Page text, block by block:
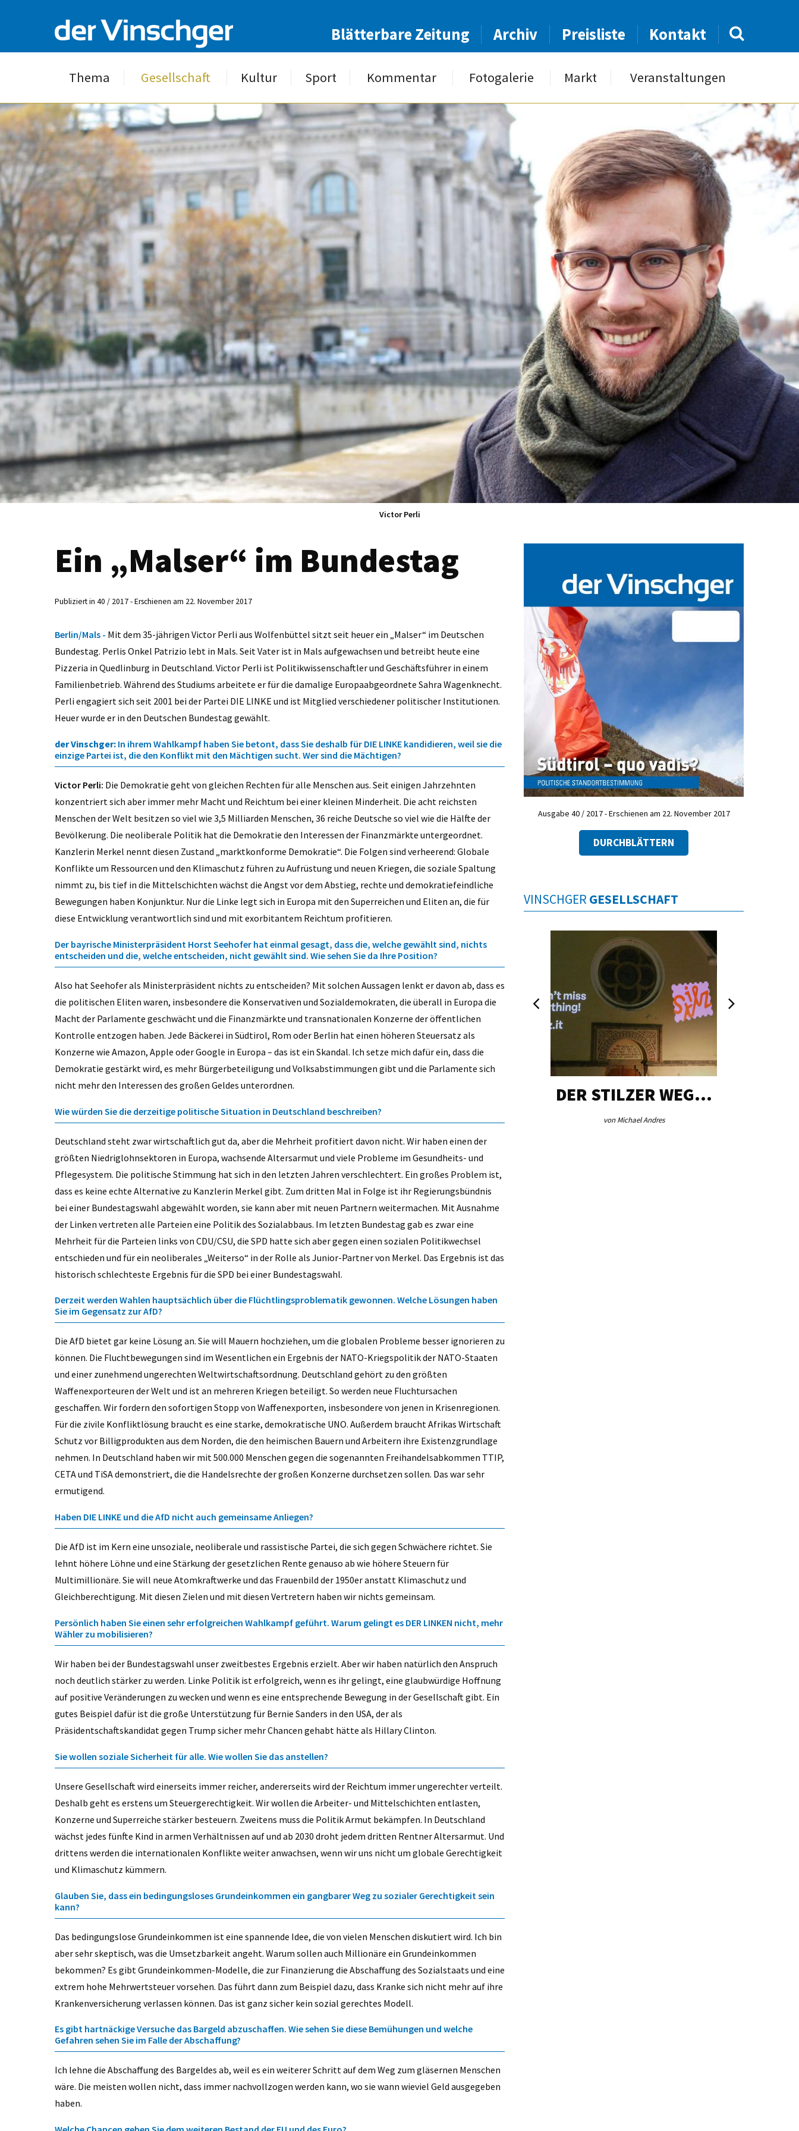
Blätterbare Zeitung Archiv Preisliste Kontakt
Thema Gesellschaft Kultur Sport Kommentar Fotogalerie Markt Veranstaltungen
Victor Perli
Ein „Malser“ im Bundestag
Publiziert in 40 / 2017 - Erschienen am 22. November 2017
Berlin/Mals - Mit dem 35-jährigen Victor Perli aus Wolfenbüttel sitzt seit heuer ein „Malser“ im Deutschen
Bundestag. Perlis Onkel Patrizio lebt in Mals. Seit Vater ist in Mals aufgewachsen und betreibt heute eine
Pizzeria in Quedlinburg in Deutschland. Victor Perli ist Politikwissenschaftler und Geschäftsführer in einem
Familienbetrieb. Während des Studiums arbeitete er für die damalige Europaabgeordnete Sahra Wagenknecht.
Perli engagiert sich seit 2001 bei der Partei DIE LINKE und ist Mitglied verschiedener politischer Institutionen.
Heuer wurde er in den Deutschen Bundestag gewählt.
der Vinschger: In ihrem Wahlkampf haben Sie betont, dass Sie deshalb für DIE LINKE kandidieren, weil sie die
einzige Partei ist, die den Konflikt mit den Mächtigen sucht. Wer sind die Mächtigen?
Victor Perli: Die Demokratie geht von gleichen Rechten für alle Menschen aus. Seit einigen Jahrzehnten
konzentriert sich aber immer mehr Macht und Reichtum bei einer kleinen Minderheit. Die acht reichsten
Menschen der Welt besitzen so viel wie 3,5 Milliarden Menschen, 36 reiche Deutsche so viel wie die Hälfte der
Bevölkerung. Die neoliberale Politik hat die Demokratie den Interessen der Finanzmärkte untergeordnet.
Kanzlerin Merkel nennt diesen Zustand „marktkonforme Demokratie“. Die Folgen sind verheerend: Globale
Konflikte um Ressourcen und den Klimaschutz führen zu Aufrüstung und neuen Kriegen, die soziale Spaltung
nimmt zu, bis tief in die Mittelschichten wächst die Angst vor dem Abstieg, rechte und demokratiefeindliche
Bewegungen haben Konjunktur. Nur die Linke legt sich in Europa mit den Superreichen und Eliten an, die für
diese Entwicklung verantwortlich sind und mit exorbitantem Reichtum profitieren.
Der bayrische Ministerpräsident Horst Seehofer hat einmal gesagt, dass die, welche gewählt sind, nichts
entscheiden und die, welche entscheiden, nicht gewählt sind. Wie sehen Sie da Ihre Position?
Also hat Seehofer als Ministerpräsident nichts zu entscheiden? Mit solchen Aussagen lenkt er davon ab, dass es
die politischen Eliten waren, insbesondere die Konservativen und Sozialdemokraten, die überall in Europa die
Macht der Parlamente geschwächt und die Finanzmärkte und transnationalen Konzerne der öffentlichen
Kontrolle entzogen haben. Jede Bäckerei in Südtirol, Rom oder Berlin hat einen höheren Steuersatz als
Konzerne wie Amazon, Apple oder Google in Europa – das ist ein Skandal. Ich setze mich dafür ein, dass die
Demokratie gestärkt wird, es mehr Bürgerbeteiligung und Volksabstimmungen gibt und die Parlamente sich
nicht mehr den Interessen des großen Geldes unterordnen.
Wie würden Sie die derzeitige politische Situation in Deutschland beschreiben?
Deutschland steht zwar wirtschaftlich gut da, aber die Mehrheit profitiert davon nicht. Wir haben einen der
größten Niedriglohnsektoren in Europa, wachsende Altersarmut und viele Probleme im Gesundheits- und
Pflegesystem. Die politische Stimmung hat sich in den letzten Jahren verschlechtert. Ein großes Problem ist,
dass es keine echte Alternative zu Kanzlerin Merkel gibt. Zum dritten Mal in Folge ist ihr Regierungsbündnis
bei einer Bundestagswahl abgewählt worden, sie kann aber mit neuen Partnern weitermachen. Mit Ausnahme
der Linken vertreten alle Parteien eine Politik des Sozialabbaus. Im letzten Bundestag gab es zwar eine
Mehrheit für die Parteien links von CDU/CSU, die SPD hatte sich aber gegen einen sozialen Politikwechsel
entschieden und für ein neoliberales „Weiterso“ in der Rolle als Junior-Partner von Merkel. Das Ergebnis ist das
historisch schlechteste Ergebnis für die SPD bei einer Bundestagswahl.
Derzeit werden Wahlen hauptsächlich über die Flüchtlingsproblematik gewonnen. Welche Lösungen haben
Sie im Gegensatz zur AfD?
Die AfD bietet gar keine Lösung an. Sie will Mauern hochziehen, um die globalen Probleme besser ignorieren zu
können. Die Fluchtbewegungen sind im Wesentlichen ein Ergebnis der NATO-Kriegspolitik der NATO-Staaten
und einer zunehmend ungerechten Weltwirtschaftsordnung. Deutschland gehört zu den größten
Waffenexporteuren der Welt und ist an mehreren Kriegen beteiligt. So werden neue Fluchtursachen
geschaffen. Wir fordern den sofortigen Stopp von Waffenexporten, insbesondere von jenen in Krisenregionen.
Für die zivile Konfliktlösung braucht es eine starke, demokratische UNO. Außerdem braucht Afrikas Wirtschaft
Schutz vor Billigprodukten aus dem Norden, die den heimischen Bauern und Arbeitern ihre Existenzgrundlage
nehmen. In Deutschland haben wir mit 500.000 Menschen gegen die sogenannten Freihandelsabkommen TTIP,
CETA und TiSA demonstriert, die die Handelsrechte der großen Konzerne durchsetzen sollen. Das war sehr
ermutigend.
Haben DIE LINKE und die AfD nicht auch gemeinsame Anliegen?
Die AfD ist im Kern eine unsoziale, neoliberale und rassistische Partei, die sich gegen Schwächere richtet. Sie
lehnt höhere Löhne und eine Stärkung der gesetzlichen Rente genauso ab wie höhere Steuern für
Multimillionäre. Sie will neue Atomkraftwerke und das Frauenbild der 1950er anstatt Klimaschutz und
Gleichberechtigung. Mit diesen Zielen und mit diesen Vertretern haben wir nichts gemeinsam.
Persönlich haben Sie einen sehr erfolgreichen Wahlkampf geführt. Warum gelingt es DER LINKEN nicht, mehr
Wähler zu mobilisieren?
Wir haben bei der Bundestagswahl unser zweitbestes Ergebnis erzielt. Aber wir haben natürlich den Anspruch
noch deutlich stärker zu werden. Linke Politik ist erfolgreich, wenn es ihr gelingt, eine glaubwürdige Hoffnung
auf positive Veränderungen zu wecken und wenn es eine entsprechende Bewegung in der Gesellschaft gibt. Ein
gutes Beispiel dafür ist die große Unterstützung für Bernie Sanders in den USA, der als
Präsidentschaftskandidat gegen Trump sicher mehr Chancen gehabt hätte als Hillary Clinton.
Sie wollen soziale Sicherheit für alle. Wie wollen Sie das anstellen?
Unsere Gesellschaft wird einerseits immer reicher, andererseits wird der Reichtum immer ungerechter verteilt.
Deshalb geht es erstens um Steuergerechtigkeit. Wir wollen die Arbeiter- und Mittelschichten entlasten,
Konzerne und Superreiche stärker besteuern. Zweitens muss die Politik Armut bekämpfen. In Deutschland
wächst jedes fünfte Kind in armen Verhältnissen auf und ab 2030 droht jedem dritten Rentner Altersarmut. Und
drittens werden die internationalen Konflikte weiter anwachsen, wenn wir uns nicht um globale Gerechtigkeit
und Klimaschutz kümmern.
Glauben Sie, dass ein bedingungsloses Grundeinkommen ein gangbarer Weg zu sozialer Gerechtigkeit sein
kann?
Das bedingungslose Grundeinkommen ist eine spannende Idee, die von vielen Menschen diskutiert wird. Ich bin
aber sehr skeptisch, was die Umsetzbarkeit angeht. Warum sollen auch Millionäre ein Grundeinkommen
bekommen? Es gibt Grundeinkommen-Modelle, die zur Finanzierung die Abschaffung des Sozialstaats und eine
extrem hohe Mehrwertsteuer vorsehen. Das führt dann zum Beispiel dazu, dass Kranke sich nicht mehr auf ihre
Krankenversicherung verlassen können. Das ist ganz sicher kein sozial gerechtes Modell.
Es gibt hartnäckige Versuche das Bargeld abzuschaffen. Wie sehen Sie diese Bemühungen und welche
Gefahren sehen Sie im Falle der Abschaffung?
Ich lehne die Abschaffung des Bargeldes ab, weil es ein weiterer Schritt auf dem Weg zum gläsernen Menschen
wäre. Die meisten wollen nicht, dass immer nachvollzogen werden kann, wo sie wann wieviel Geld ausgegeben
haben.
Ausgabe 40 / 2017 - Erschienen am 22. November 2017
DURCHBLÄTTERN
VINSCHGER GESELLSCHAFT
DER STILZER WEG…
von Michael Andres